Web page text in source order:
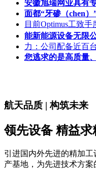
安徽旭瑞网业具有
面都“牙碜（chen
目前Optimus工致手
能新能源设备无限
力：公司配备近百
您逃求的是高质量
航天品质 | 构筑未来
领先设备 精益求
引进国内外先进的精加
产基地，为先进技术方案